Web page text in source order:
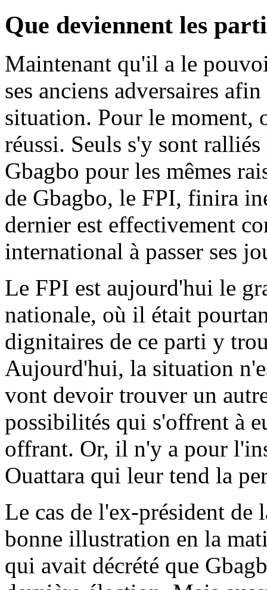
Que deviennent les
Maintenant qu'il a le
ses anciens adversaires
situation. Pour le moment,
réussi. Seuls s'y sont
Gbagbo pour les mêmes
de Gbagbo, le FPI, finira
dernier est effectivement
international à passer ses
Le FPI est aujourd'hui le
nationale, où il était
dignitaires de ce parti y
Aujourd'hui, la situation
vont devoir trouver un
possibilités qui s'offrent à
offrant. Or, il n'y a pour
Ouattara qui leur tend la
Le cas de l'ex-président
bonne illustration en la
qui avait décrété que